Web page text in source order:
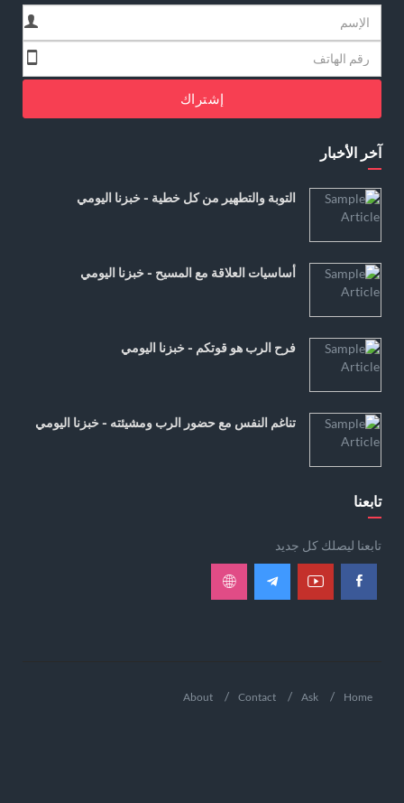
إشتراك
آخر الأخبار
التوبة والتطهير من كل خطية - خبزنا اليومي
أساسيات العلاقة مع المسيح - خبزنا اليومي
فرح الرب هو قوتكم - خبزنا اليومي
تناغم النفس مع حضور الرب ومشيئته - خبزنا اليومي
تابعنا
تابعنا ليصلك كل جديد
Home
Ask
Contact
About